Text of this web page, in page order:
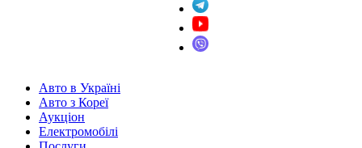
Авто в Україні
Авто з Кореї
Аукціон
Електромобілі